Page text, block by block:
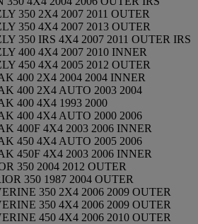
350 2X4 2007 2011 OUTER
350 4X4 2007 2013 OUTER
350 IRS 4X4 2007 2011 OUTER IRS
400 4X4 2007 2010 INNER
450 4X4 2005 2012 OUTER
400 2X4 2004 2004 INNER
400 2X4 AUTO 2003 2004
400 4X4 1993 2000
400 4X4 AUTO 2000 2006
400F 4X4 2003 2006 INNER
450 4X4 AUTO 2005 2006
450F 4X4 2003 2006 INNER
350 2004 2012 OUTER
350 1987 2004 OUTER
350 2X4 2006 2009 OUTER
350 4X4 2006 2009 OUTER
450 4X4 2006 2010 OUTER